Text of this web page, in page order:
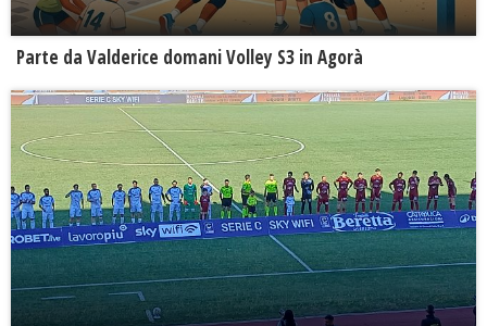
Parte da Valderice domani Volley S3 in Agorà